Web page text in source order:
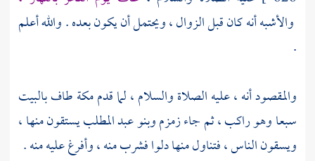
والأشبه أنه كان قبل الزوال ، ويحتمل أن يكون بعده . والله أعلم
.
والمقصود أنه ، عليه الصلاة والسلام ، لما قدممكةطافبالبيت
سبعا وهو راكب ، ثم جاءزمزموبنو عبد المطلبيستقون منها ،
ويسقون الناس ، فتناول منها دلوا فشرب منه ، وأفرغ عليه منه .